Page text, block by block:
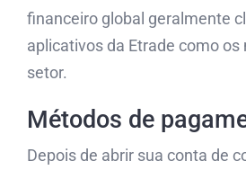
financeiro global geralmente
aplicativos da Etrade como os
setor.
Métodos de
Depois de abrir sua conta de